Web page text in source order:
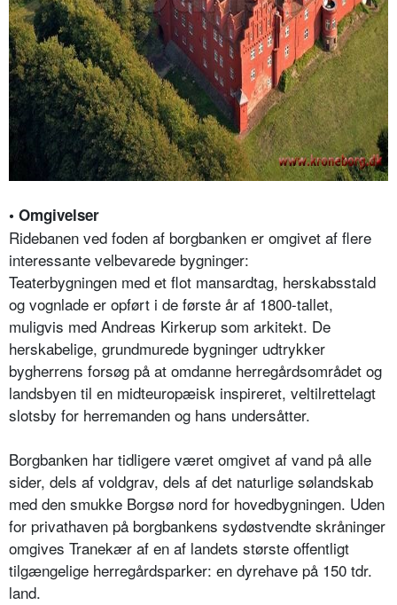
• Omgivelser
Ridebanen ved foden af borgbanken er omgivet af flere
interessante velbevarede bygninger:
Teaterbygningen med et flot mansardtag, herskabsstald
og vognlade er opført i de første år af 1800-tallet,
muligvis med Andreas Kirkerup som arkitekt. De
herskabelige, grundmurede bygninger udtrykker
bygherrens forsøg på at omdanne herregårdsområdet og
landsbyen til en midteuropæisk inspireret, veltilrettelagt
slotsby for herremanden og hans undersåtter.
Borgbanken har tidligere været omgivet af vand på alle
sider, dels af voldgrav, dels af det naturlige sølandskab
med den smukke Borgsø nord for hovedbygningen. Uden
for privathaven på borgbankens sydøstvendte skråninger
omgives Tranekær af en af landets største offentligt
tilgængelige herregårdsparker: en dyrehave på 150 tdr.
land.